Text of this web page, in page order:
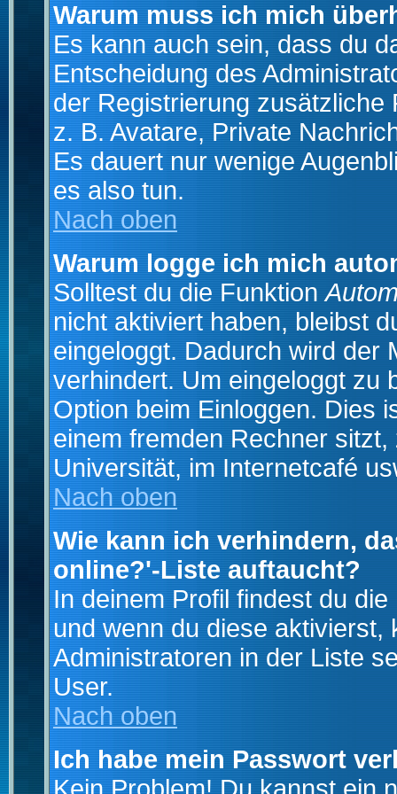
Warum muss ich mich
Es kann auch sein, dass du
Entscheidung des
der Registrierung
z. B. Avatare, Private
Es dauert nur wenige
es also tun.
Nach oben
Warum logge ich mich
Solltest du die Funktion
nicht aktiviert haben, bleibst
eingeloggt. Dadurch wird der
verhindert. Um eingeloggt zu
Option beim Einloggen. Dies
einem fremden Rechner
Universität, im Internetcafé
Nach oben
Wie kann ich verhindern,
online?'-Liste auftaucht?
In deinem Profil findest du
und wenn du diese aktivierst,
Administratoren in der Liste
User.
Nach oben
Ich habe mein Passwort